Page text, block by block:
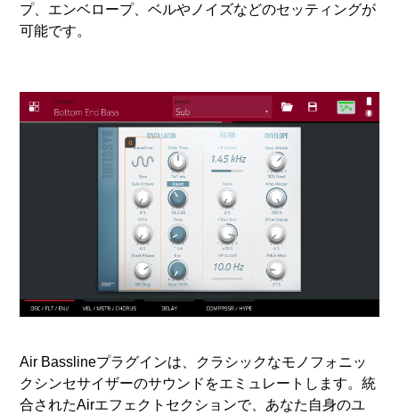
プ、エンベロープ、ベルやノイズなどのセッティングが
可能です。
Air Basslineプラグインは、クラシックなモノフォニッ
クシンセサイザーのサウンドをエミュレートします。統
合されたAirエフェクトセクションで、あなた自身のユ